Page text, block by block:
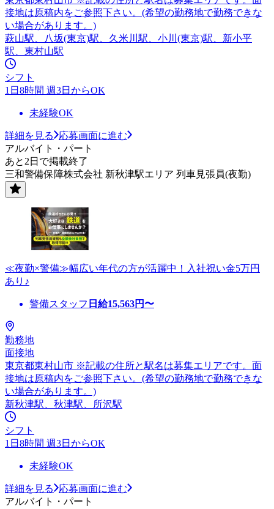
接地は原稿内をご参照下さい。(希望の勤務地で勤務できな
い場合があります。)
萩山駅、八坂(東京)駅、久米川駅、小川(東京)駅、新小平
駅、東村山駅
シフト
1日8時間 週3日からOK
未経験OK
詳細を見る
応募画面に進む
アルバイト・パート
あと2日で掲載終了
三和警備保障株式会社 新秋津駅エリア 列車見張員(夜勤)
≪夜勤×警備≫幅広い年代の方が活躍中！入社祝い金5万円
あり♪
警備スタッフ 日給15,563円〜
勤務地
面接地
東京都東村山市 ※記載の住所と駅名は募集エリアです。面
接地は原稿内をご参照下さい。(希望の勤務地で勤務できな
い場合があります。)
新秋津駅、秋津駅、所沢駅
シフト
1日8時間 週3日からOK
未経験OK
詳細を見る
応募画面に進む
アルバイト・パート